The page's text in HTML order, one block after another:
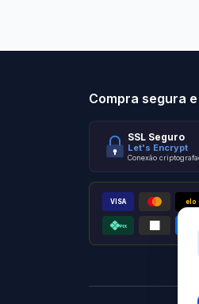
Compra segura
SSL Seguro
Let's Encrypt
Conexão
VISA elo
PIX